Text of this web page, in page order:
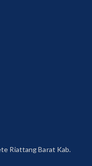
Riattang Barat Kab.